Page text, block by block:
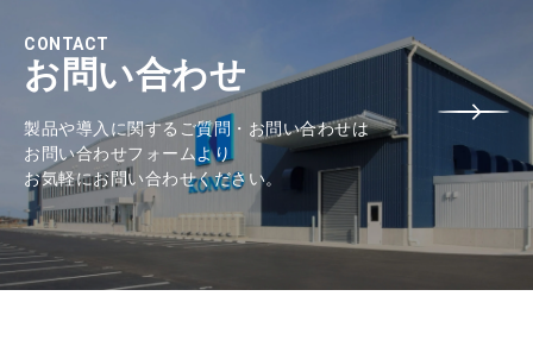
CONTACT
お問い合わせ
製品や導入に関するご質問・お問い合わせは
お問い合わせフォームより
お気軽にお問い合わせください。